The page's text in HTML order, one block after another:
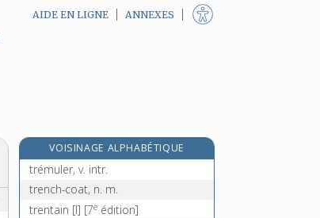
AIDE EN LIGNE ANNEXES
VOISINAGE ALPHABÉTIQUE
trémulation, n. f.
trémuler, v. intr.
trench-coat, n. m.
trentain [I] [7e édition]